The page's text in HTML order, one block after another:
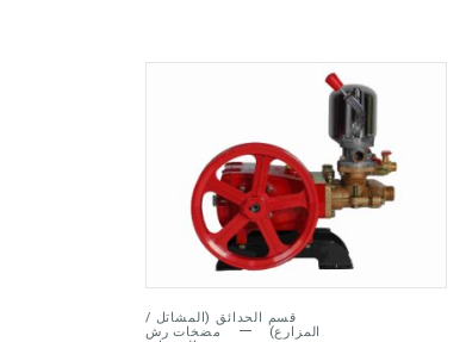
ADD TO
CART
قسم الحدائق (المشاتل /
المزارع) مضخات رش